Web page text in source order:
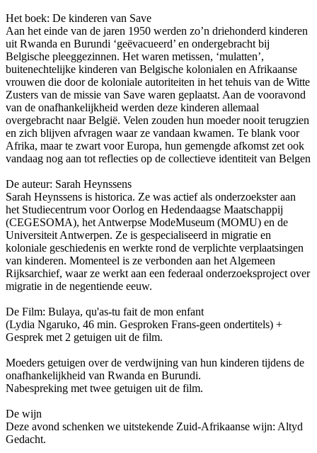
Het boek: De kinderen van Save
Aan het einde van de jaren 1950 werden zo’n driehonderd kinderen
uit Rwanda en Burundi ‘geëvacueerd’ en ondergebracht bij
Belgische pleeggezinnen. Het waren metissen, ‘mulatten’,
buitenechtelijke kinderen van Belgische kolonialen en Afrikaanse
vrouwen die door de koloniale autoriteiten in het tehuis van de Witte
Zusters van de missie van Save waren geplaatst. Aan de vooravond
van de onafhankelijkheid werden deze kinderen allemaal
overgebracht naar België. Velen zouden hun moeder nooit terugzien
en zich blijven afvragen waar ze vandaan kwamen. Te blank voor
Afrika, maar te zwart voor Europa, hun gemengde afkomst zet ook
vandaag nog aan tot reflecties op de collectieve identiteit van Belgen
De auteur: Sarah Heynssens
Sarah Heynssens is historica. Ze was actief als onderzoekster aan
het Studiecentrum voor Oorlog en Hedendaagse Maatschappij
(CEGESOMA), het Antwerpse ModeMuseum (MOMU) en de
Universiteit Antwerpen. Ze is gespecialiseerd in migratie en
koloniale geschiedenis en werkte rond de verplichte verplaatsingen
van kinderen. Momenteel is ze verbonden aan het Algemeen
Rijksarchief, waar ze werkt aan een federaal onderzoeksproject over
migratie in de negentiende eeuw.
De Film: Bulaya, qu'as-tu fait de mon enfant
(Lydia Ngaruko, 46 min. Gesproken Frans-geen ondertitels) +
Gesprek met 2 getuigen uit de film.
Moeders getuigen over de verdwijning van hun kinderen tijdens de
onafhankelijkheid van Rwanda en Burundi.
Nabespreking met twee getuigen uit de film.
De wijn
Deze avond schenken we uitstekende Zuid-Afrikaanse wijn: Altyd
Gedacht.